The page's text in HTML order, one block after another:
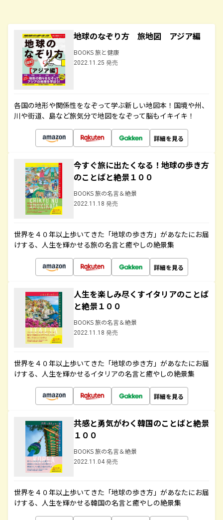
地球のなぞり方 旅地図 アジア編
BOOKS 旅と健康
2022.11.25 発売
各国の地形や関係性をなぞって学ぶ新しい地図本！国境や州、
川や街道、島など旅気分で地図をなぞって脳もイキイキ！
詳細を見る
今すぐ旅に出たくなる！地球の歩き方
のことばと絶景１００
BOOKS 旅の名言＆絶景
2022.11.18 発売
世界を４０年以上歩いてきた「地球の歩き方」があなたにお届
けする、人生を輝かせる旅の名言と癒やしの絶景集
詳細を見る
人生を楽しみ尽くすイタリアのことば
と絶景１００
BOOKS 旅の名言＆絶景
2022.11.18 発売
世界を４０年以上歩いてきた「地球の歩き方」があなたにお届
けする、人生を輝かせるイタリアの名言と癒やしの絶景集
詳細を見る
共感と勇気がわく韓国のことばと絶景
１００
BOOKS 旅の名言＆絶景
2022.11.04 発売
世界を４０年以上歩いてきた「地球の歩き方」があなたにお届
けする、人生を輝かせる韓国の名言と癒やしの絶景集